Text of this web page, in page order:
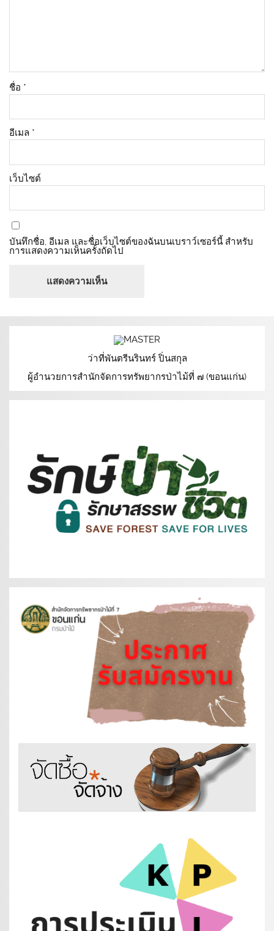
ชื่อ *
อีเมล *
เว็บไซต์
บันทึกชื่อ, อีเมล และชื่อเว็บไซต์ของฉันบนเบราว์เซอร์นี้ สำหรับ
การแสดงความเห็นครั้งถัดไป
ว่าที่พันตรีนรินทร์ ปิ่นสกุล
ผู้อำนวยการสำนักจัดการทรัพยากรป่าไม้ที่ ๗ (ขอนแก่น)